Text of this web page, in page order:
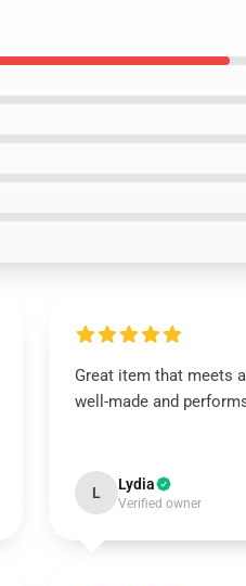
Great item that meets
well-made and
L Lydia
Verified owner